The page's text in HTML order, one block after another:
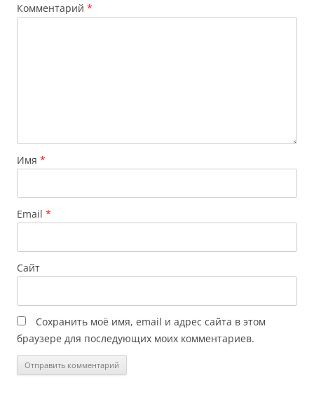
Комментарий *
Имя *
Email *
Сайт
Сохранить моё имя, email и адрес сайта в этом
браузере для последующих моих комментариев.